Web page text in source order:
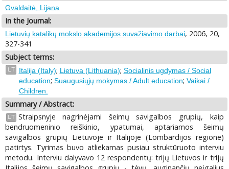
Gvaldaitė, Lijana
In the Journal:
Lietuvių katalikų mokslo akademijos suvažiavimo darbai, 2006, 20,
327-341
Subject terms:
LT Italija (Italy); Lietuva (Lithuania); Socialinis ugdymas / Social
education; Suaugusiųjų mokymas / Adult education; Vaikai /
Children.
Summary / Abstract:
LT Straipsnyje nagrinėjami šeimų savigalbos grupių, kaip
bendruomeninio reiškinio, ypatumai, aptariamos šeimų
savigalbos grupių Lietuvoje ir Italijoje (Lombardijos regione)
patirtys. Tyrimas buvo atliekamas pusiau struktūruoto interviu
metodu. Interviu dalyvavo 12 respondentų: trijų Lietuvos ir trijų